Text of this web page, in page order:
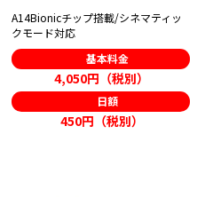
A14Bionicチップ搭載/シネマティッ
クモード対応
基本料金
4,050円（税別）
日額
450円（税別）